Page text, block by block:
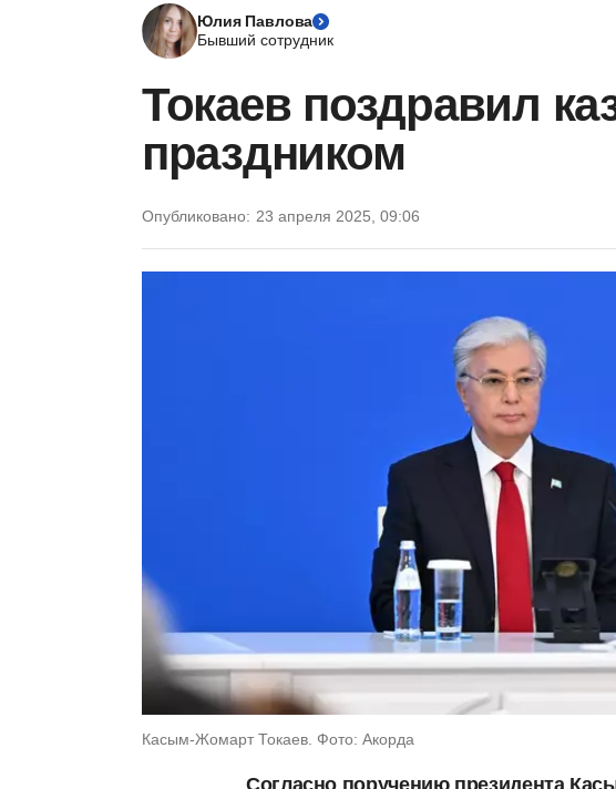
Юлия Павлова
Бывший сотрудник
Токаев поздравил
праздником
Опубликовано: 23 апреля 2025, 09:06
Касым-Жомарт Токаев. Фото: Акорда
Согласно поручению президента